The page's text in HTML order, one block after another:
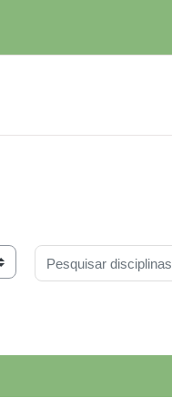
Pesquisar disciplinas